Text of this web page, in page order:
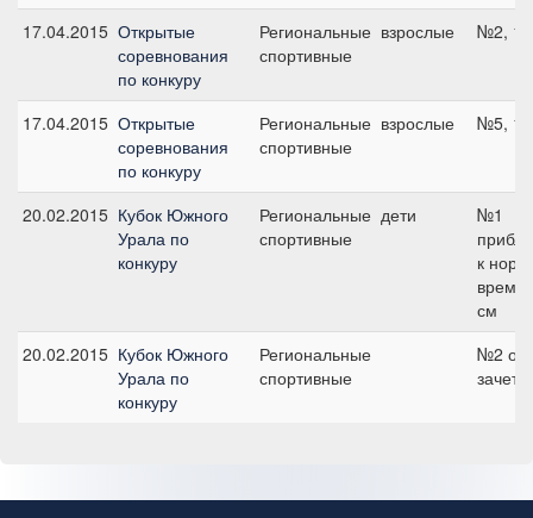
17.04.2015 Открытые
соревнования
по конкуру
Региональные
спортивные
взрослые №2,
17.04.2015 Открытые
соревнования
по конкуру
Региональные
спортивные
взрослые №5,
20.02.2015 Кубок Южного
Урала по
конкуру
Региональные
спортивные
дети
№1
к
см
20.02.2015 Кубок Южного
Урала по
конкуру
Региональные
спортивные
№2
зачет,